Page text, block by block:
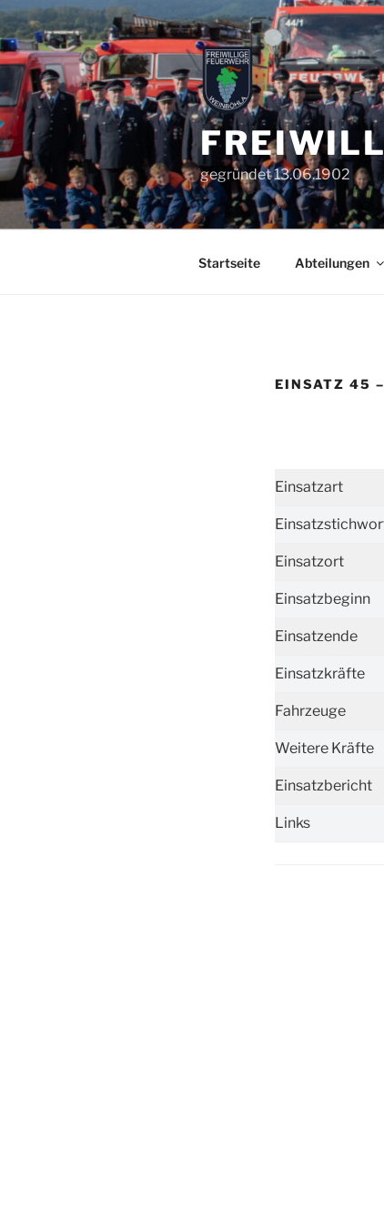
Zum
Inhalt
springen
gegründet 13.06.1902
Startseite Abteilungen
EINSATZ 45
Einsatzart
Einsatzort
Einsatzbeginn
Einsatzende
Einsatzkräfte
Fahrzeuge
Weitere Kräfte
Einsatzbericht
Links